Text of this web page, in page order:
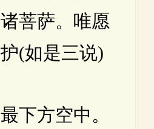
菩萨。唯愿
(如是三说)
方空中。